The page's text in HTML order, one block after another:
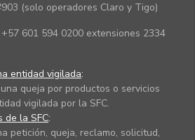
(solo operadores Claro y Tigo)
+57 601 594 0200 extensiones 2334
entidad vigilada:
queja por productos o servicios
vigilada por la SFC.
de la SFC:
petición, queja, reclamo, solicitud,